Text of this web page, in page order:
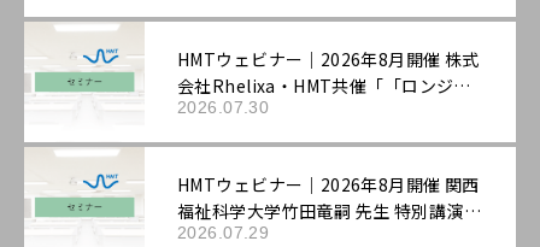
HMTウェビナー｜2026年8月開催 株式
会社Rhelixa・HMT共催「「ロンジェ
ビティ」を科学する：最先端の抗老化
評価戦略」
2026.07.30
HMTウェビナー｜2026年8月開催 関西
福祉科学大学竹田竜嗣 先生 特別講演
「第3回機能性表示ラボ：ロンジェビテ
2026.07.29